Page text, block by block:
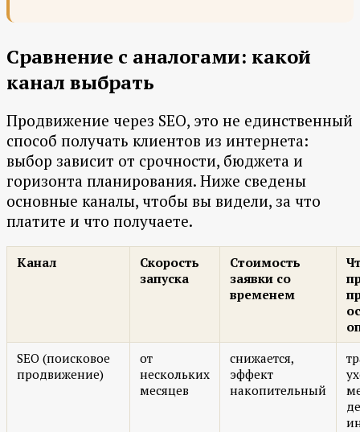
Сравнение с аналогами: какой
канал выбрать
Продвижение через SEO, это не единственный
способ получать клиентов из интернета:
выбор зависит от срочности, бюджета и
горизонта планирования. Ниже сведены
основные каналы, чтобы вы видели, за что
платите и что получаете.
Канал
Скорость
запуска
Стоимость
заявки со
временем
SEO (поисковое
продвижение)
от
нескольких
месяцев
снижается,
эффект
накопительный